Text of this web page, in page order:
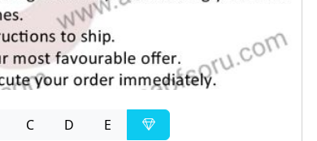
C D E